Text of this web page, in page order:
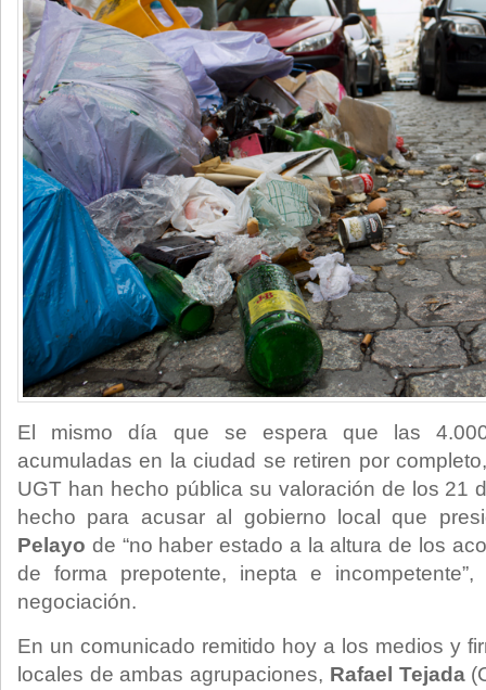
El mismo día que se espera que las
acumuladas en la ciudad se retiren por
UGT han hecho pública su valoración de los 21
hecho para acusar al gobierno local que
Pelayo de “no haber estado a la altura de los
de forma prepotente, inepta e
negociación.
En un comunicado remitido hoy a los medios y
locales de ambas agrupaciones, Rafael Tejada